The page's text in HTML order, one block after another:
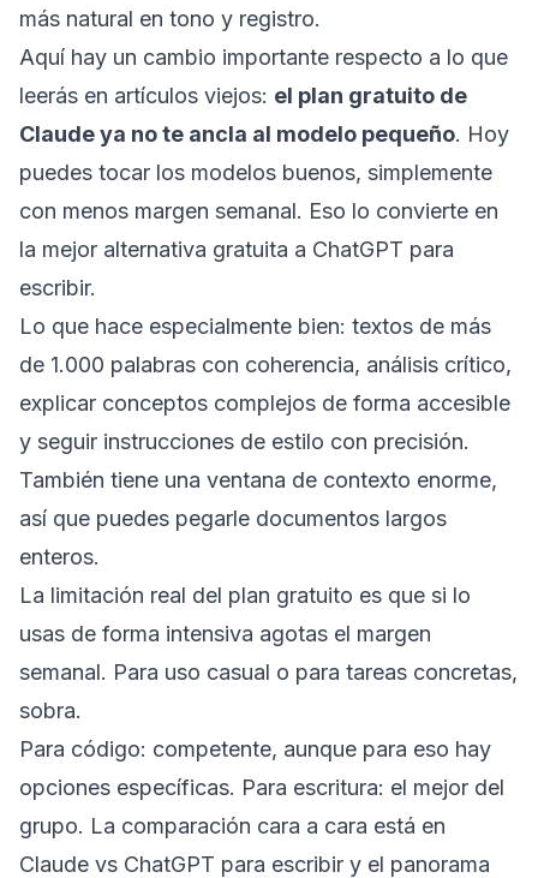
más natural en tono y registro.
Aquí hay un cambio importante respecto a lo que
leerás en artículos viejos: el plan gratuito de
Claude ya no te ancla al modelo pequeño. Hoy
puedes tocar los modelos buenos, simplemente
con menos margen semanal. Eso lo convierte en
la mejor alternativa gratuita a ChatGPT para
escribir.
Lo que hace especialmente bien: textos de más
de 1.000 palabras con coherencia, análisis crítico,
explicar conceptos complejos de forma accesible
y seguir instrucciones de estilo con precisión.
También tiene una ventana de contexto enorme,
así que puedes pegarle documentos largos
enteros.
La limitación real del plan gratuito es que si lo
usas de forma intensiva agotas el margen
semanal. Para uso casual o para tareas concretas,
sobra.
Para código: competente, aunque para eso hay
opciones específicas. Para escritura: el mejor del
grupo. La comparación cara a cara está en
Claude vs ChatGPT para escribir y el panorama